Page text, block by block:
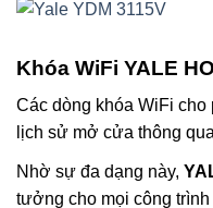
Khóa WiFi YALE
Các dòng khóa WiFi
lịch sử mở cửa thông
Nhờ sự đa dạng này,
tưởng cho mọi công